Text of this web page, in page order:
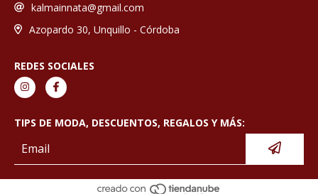
kalmainnata@gmail.com
Azopardo 30, Unquillo - Córdoba
REDES SOCIALES
TIPS DE MODA, DESCUENTOS, REGALOS Y MÁS: